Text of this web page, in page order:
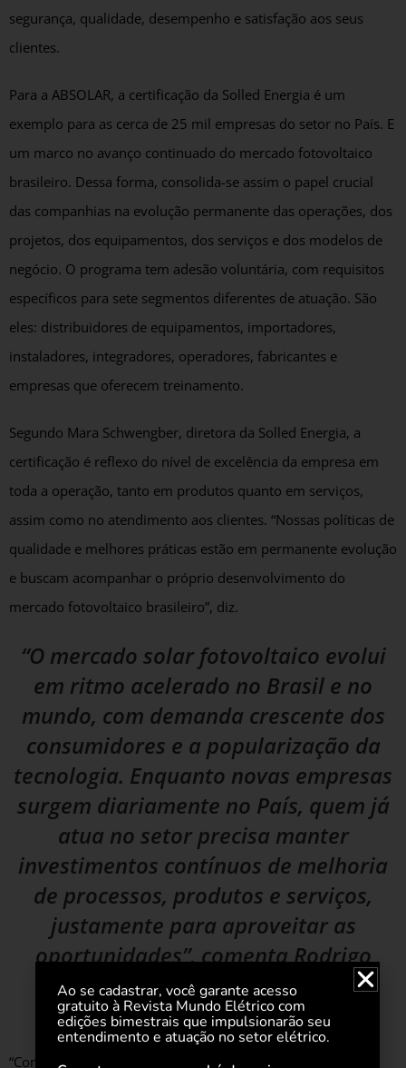
segurança, qualidade, desempenho e satisfação aos seus
clientes.
Para a ABSOLAR, a certificação da Solled Energia é um
exemplo para as cerca de 25 mil empresas do setor no País. E
um marco no avanço continuado do mercado fotovoltaico
brasileiro. Dessa forma, consolida-se assim o papel crucial
das companhias na evolução permanente das operações, dos
projetos, dos equipamentos, dos serviços e dos modelos de
negócio. O programa tem adesão voluntária, com requisitos
específicos para sete segmentos diferentes de atuação. São
eles: distribuidores de equipamentos, importadores,
instaladores, integradores, operadores, fabricantes e
empresas que oferecem treinamento.
Segundo Mara Schwengber, diretora da Solled Energia, a
certificação é reflexo do nível de excelência da empresa em
toda a operação, tanto em produtos quanto em serviços,
assim como no atendimento aos clientes. “Nossas políticas de
qualidade e melhores práticas estão em permanente evolução
e buscam acompanhar o próprio desenvolvimento do
mercado fotovoltaico brasileiro”, diz.
“O mercado solar fotovoltaico evolui
em ritmo acelerado no Brasil e no
mundo, com demanda crescente dos
consumidores e a popularização da
tecnologia. Enquanto novas empresas
surgem diariamente no País, quem já
atua no setor precisa manter
investimentos contínuos de melhoria
de processos, produtos e serviços,
justamente para aproveitar as
oportunidades”, comenta Rodrigo
Sauaia, presidente executivo da
ABSOLAR.
“Com a certificação, as empresas ganham um grande
Ao se cadastrar, você garante acesso
gratuito à Revista Mundo Elétrico com
edições bimestrais que impulsionarão seu
entendimento e atuação no setor elétrico.